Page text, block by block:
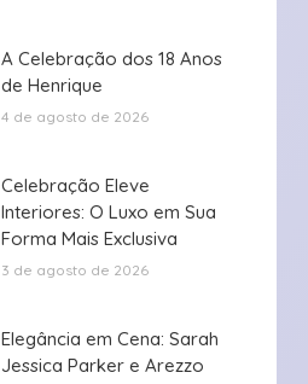
A Celebração dos 18 Anos
de Henrique
A Celebração dos 18 Anos
de Henrique
4 de agosto de 2026
Celebração Eleve
Interiores: O Luxo em Sua
Forma Mais Exclusiva
Celebração Eleve
Interiores: O Luxo em Sua
Forma Mais Exclusiva
3 de agosto de 2026
Elegância em Cena: Sarah
Jessica Parker e Arezzo
Elegância em Cena: Sarah
Jessica Parker e Arezzo